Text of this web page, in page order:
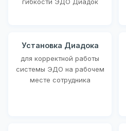
Установка Диадока
для корректной работы
системы ЭДО на рабочем
месте сотрудника